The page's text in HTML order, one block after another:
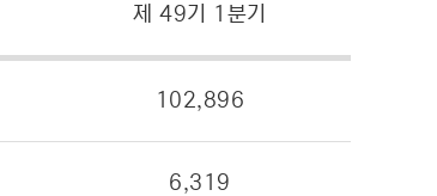
제 49기 1분기
102,896
6,319